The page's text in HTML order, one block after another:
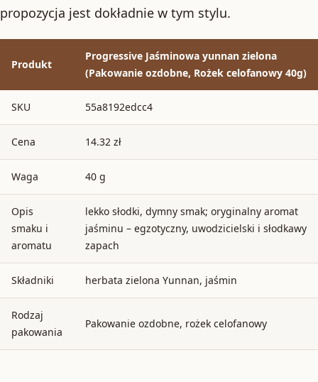
propozycja jest dokładnie w tym stylu.
Produkt
Progressive Jaśminowa yunnan zielona
(Pakowanie ozdobne, Rożek celofanowy 40g)
SKU 55a8192edcc4
Cena 14.32 zł
Waga 40 g
Opis
smaku i
aromatu
lekko słodki, dymny smak; oryginalny aromat
jaśminu – egzotyczny, uwodzicielski i słodkawy
zapach
Składniki herbata zielona Yunnan, jaśmin
Rodzaj
pakowania
Pakowanie ozdobne, rożek celofanowy